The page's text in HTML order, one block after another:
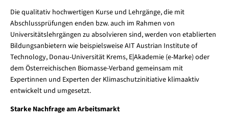
Die qualitativ hochwertigen Kurse und Lehrgänge, die mit
Abschlussprüfungen enden bzw. auch im Rahmen von
Universitätslehrgängen zu absolvieren sind, werden von etablierten
Bildungsanbietern wie beispielsweise AIT Austrian Institute of
Technology, Donau-Universität Krems, E|Akademie (e-Marke) oder
dem Österreichischen Biomasse-Verband gemeinsam mit
Expertinnen und Experten der Klimaschutzinitiative klimaaktiv
entwickelt und umgesetzt.
Starke Nachfrage am Arbeitsmarkt